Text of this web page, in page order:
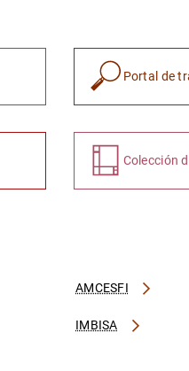
Portal de
Colección
AMCESFI
IMBISA